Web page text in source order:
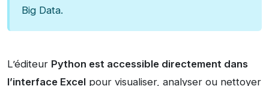
Big Data.
L’éditeur Python est accessible directement dans
l’interface Excel pour visualiser, analyser ou nettoyer